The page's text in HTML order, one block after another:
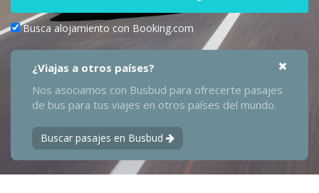
Busca alojamiento con Booking.com
¿Viajas a otros países?
Nos asociamos con Busbud para ofrecerte pasajes
de bus para tus viajes en otros países del mundo.
Buscar pasajes en Busbud